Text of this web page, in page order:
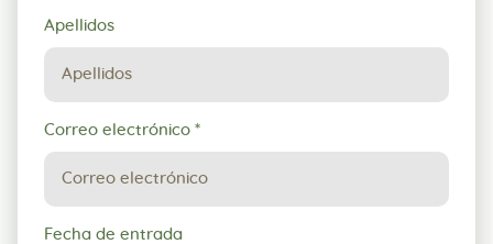
Apellidos
Correo electrónico *
Fecha de entrada